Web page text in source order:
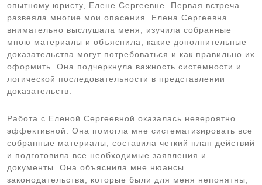
опытному юристу, Елене Сергеевне. Первая встреча
развеяла многие мои опасения. Елена Сергеевна
внимательно выслушала меня, изучила собранные
мною материалы и объяснила, какие дополнительные
доказательства могут потребоваться и как правильно их
оформить. Она подчеркнула важность системности и
логической последовательности в представлении
доказательств.
Работа с Еленой Сергеевной оказалась невероятно
эффективной. Она помогла мне систематизировать все
собранные материалы, составила четкий план действий
и подготовила все необходимые заявления и
документы. Она объяснила мне нюансы
законодательства, которые были для меня непонятны,